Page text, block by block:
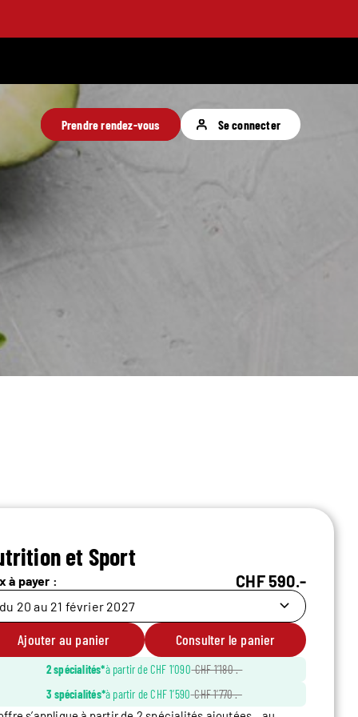
Prendre rendez-vous Se connecter
et Sport
à payer : CHF 590.-
du 20 au 21 février 2027
Ajouter au panier Consulter le panier
2 spécialités*à partir de CHF 1’090–CHF 1’180 .-
3 spécialités*à partir de CHF 1’590–CHF 1’770 .-